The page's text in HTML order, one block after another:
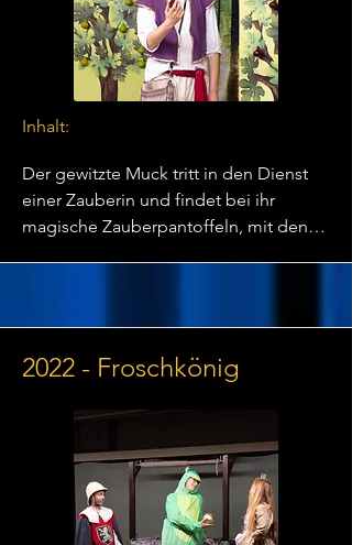
Inhalt:
Der gewitzte Muck tritt in den Dienst
einer Zauberin und findet bei ihr
magische Zauberpantoffeln, mit denen
die Hände fällt, beschert seinem
Besitzer großen Reichtum. Auf seiner
langen Reise erreicht der kleine Muck
das Reich des mächtigen Sultans, in
dessen Tochter er sich verliebt. Doch
der hinterlistige Sultan stellt Muck auf
die Probe.
2022 - Froschkönig